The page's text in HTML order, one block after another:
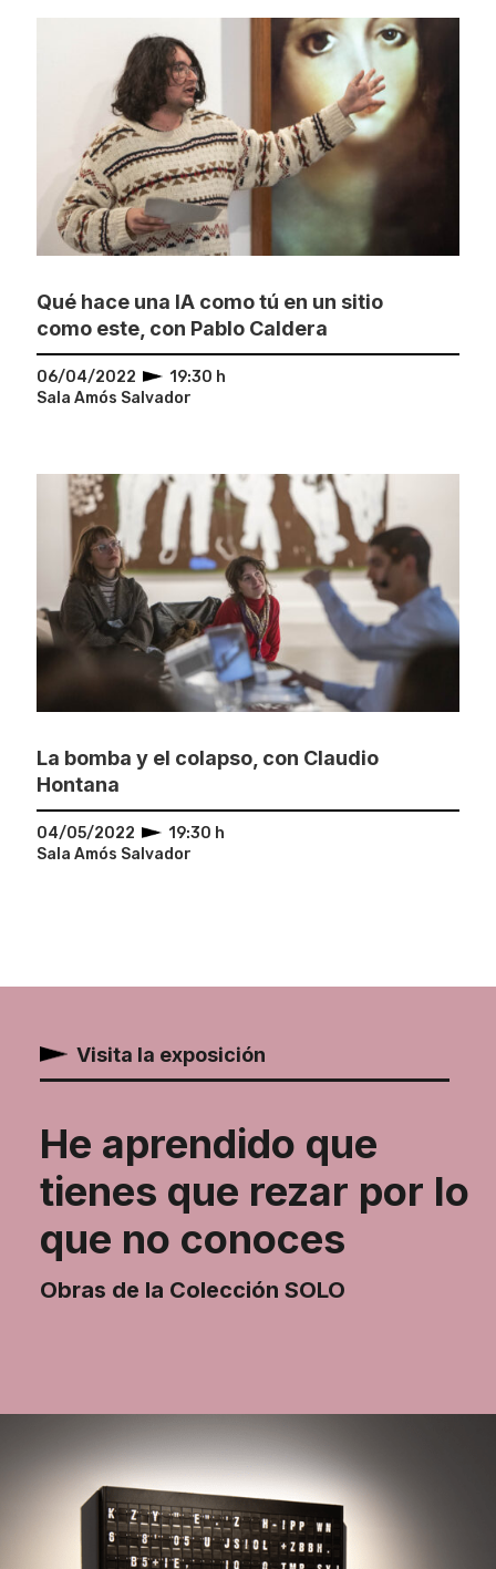
Qué hace una IA como tú en un sitio
como este, con Pablo Caldera
06/04/2022
19:30 h
Sala Amós Salvador
La bomba y el colapso, con Claudio
Hontana
04/05/2022
19:30 h
Sala Amós Salvador
Visita la exposición
He aprendido que
tienes que rezar por lo
que no conoces
Obras de la Colección SOLO